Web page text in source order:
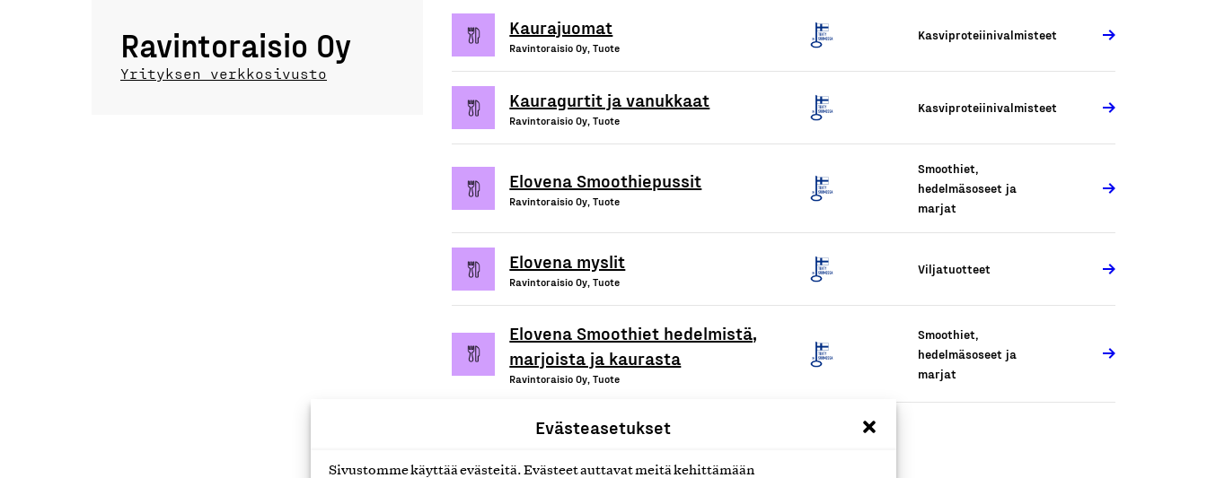
Evästeasetukset
Sivustomme käyttää evästeitä. Evästeet auttavat meitä kehittämään
Ravintoraisio Oy
Yrityksen verkkosivusto
Kaurajuomat
Ravintoraisio Oy, Tuote
Kasviproteiinivalmisteet
Kauragurtit ja vanukkaat
Ravintoraisio Oy, Tuote
Kasviproteiinivalmisteet
Elovena Smoothiepussit
Ravintoraisio Oy, Tuote
Smoothiet,
hedelmäsoseet ja
marjat
Elovena myslit
Ravintoraisio Oy, Tuote
Viljatuotteet
Elovena Smoothiet hedelmistä,
marjoista ja kaurasta
Ravintoraisio Oy, Tuote
Smoothiet,
hedelmäsoseet ja
marjat